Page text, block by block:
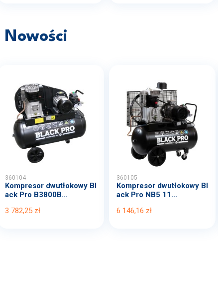
Nowości
360104
Kompresor dwutłokowy Bl
ack Pro B3800B...
3 782,25 zł
360105
Kompresor dwutłokowy Bl
ack Pro NB5 11...
6 146,16 zł